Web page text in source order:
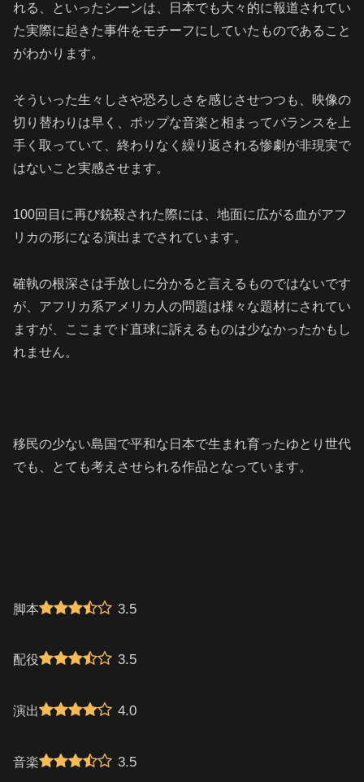
れる、といったシーンは、日本でも大々的に報道されてい
た実際に起きた事件をモチーフにしていたものであること
がわかります。
そういった生々しさや恐ろしさを感じさせつつも、映像の
切り替わりは早く、ポップな音楽と相まってバランスを上
手く取っていて、終わりなく繰り返される惨劇が非現実で
はないこと実感させます。
100回目に再び銃殺された際には、地面に広がる血がアフ
リカの形になる演出までされています。
確執の根深さは手放しに分かると言えるものではないです
が、アフリカ系アメリカ人の問題は様々な題材にされてい
ますが、ここまでド直球に訴えるものは少なかったかもし
れません。
移民の少ない島国で平和な日本で生まれ育ったゆとり世代
でも、とても考えさせられる作品となっています。
脚本 3.5
配役 3.5
演出 4.0
音楽 3.5